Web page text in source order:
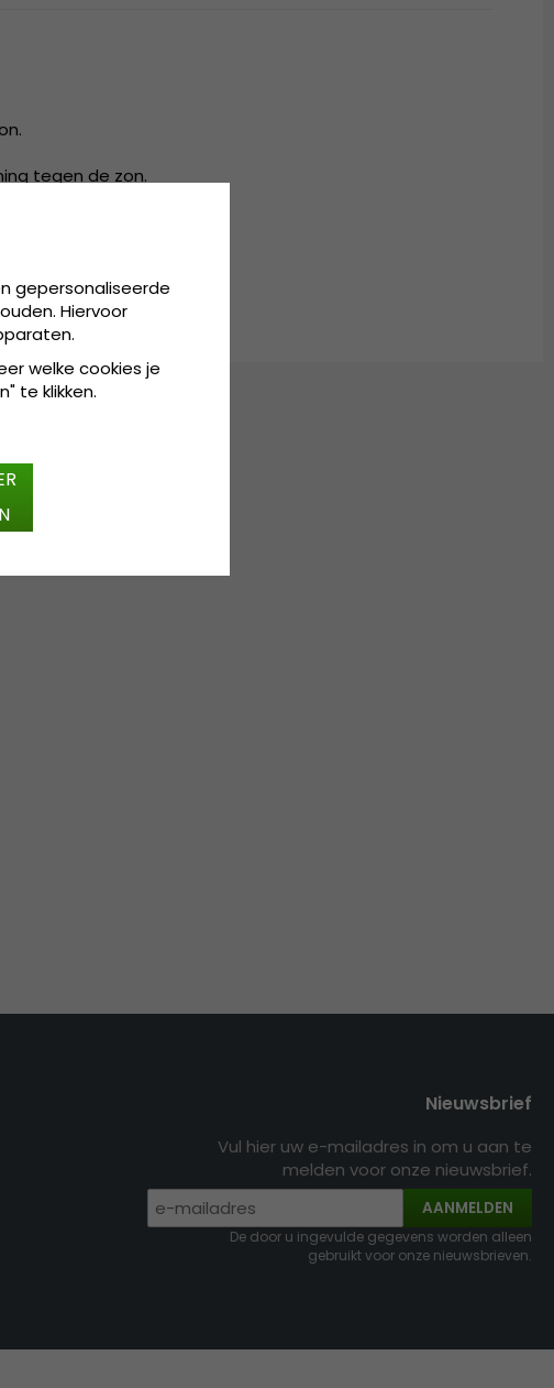
tegen de zon.
SIZE)
Nieuwsbrief
Vul hier uw e-mailadres in om u aan te
melden voor onze nieuwsbrief.
AANMELDEN
De door u ingevulde gegevens worden alleen
gebruikt voor onze nieuwsbrieven.
gepersonaliseerde
Hiervoor
welke cookies je
te klikken.